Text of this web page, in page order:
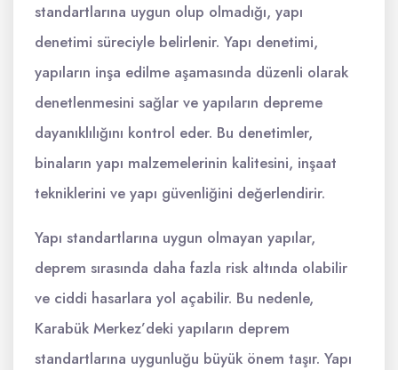
standartlarına uygun olup olmadığı, yapı
denetimi süreciyle belirlenir. Yapı denetimi,
yapıların inşa edilme aşamasında düzenli olarak
denetlenmesini sağlar ve yapıların depreme
dayanıklılığını kontrol eder. Bu denetimler,
binaların yapı malzemelerinin kalitesini, inşaat
tekniklerini ve yapı güvenliğini değerlendirir.
Yapı standartlarına uygun olmayan yapılar,
deprem sırasında daha fazla risk altında olabilir
ve ciddi hasarlara yol açabilir. Bu nedenle,
Karabük Merkez’deki yapıların deprem
standartlarına uygunluğu büyük önem taşır. Yapı